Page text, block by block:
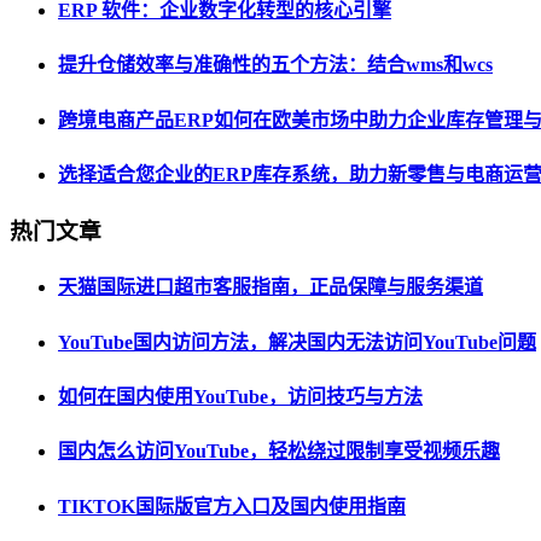
ERP 软件：企业数字化转型的核心引擎
提升仓储效率与准确性的五个方法：结合wms和wcs
跨境电商产品ERP如何在欧美市场中助力企业库存管理
选择适合您企业的ERP库存系统，助力新零售与电商运营
热门文章
天猫国际进口超市客服指南，正品保障与服务渠道
YouTube国内访问方法，解决国内无法访问YouTube问题
如何在国内使用YouTube，访问技巧与方法
国内怎么访问YouTube，轻松绕过限制享受视频乐趣
TIKTOK国际版官方入口及国内使用指南